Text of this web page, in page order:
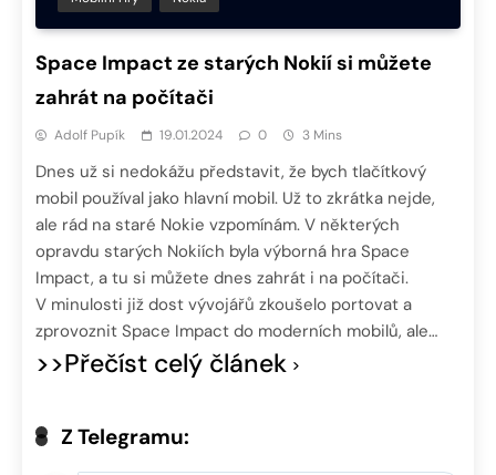
Space Impact ze starých Nokií si můžete
zahrát na počítači
Adolf Pupík 19.01.2024 0 3 Mins
Dnes už si nedokážu představit, že bych tlačítkový
mobil používal jako hlavní mobil. Už to zkrátka nejde,
ale rád na staré Nokie vzpomínám. V některých
opravdu starých Nokiích byla výborná hra Space
Impact, a tu si můžete dnes zahrát i na počítači.
V minulosti již dost vývojářů zkoušelo portovat a
zprovoznit Space Impact do moderních mobilů, ale…
>>Přečíst celý článek
Z Telegramu: